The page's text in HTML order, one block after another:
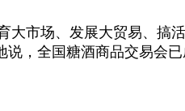
市场、发展大贸易、搞
，全国糖酒商品交易会